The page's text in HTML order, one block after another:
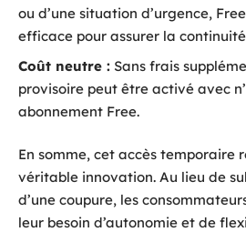
ou d’une situation d’urgence,
efficace pour assurer la
Coût neutre : Sans frais
provisoire peut être activé avec
abonnement Free.
En somme, cet accès temporaire
véritable innovation. Au lieu de
d’une coupure, les
leur besoin d’autonomie et de